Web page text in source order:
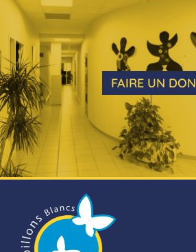
FAIRE UN DON